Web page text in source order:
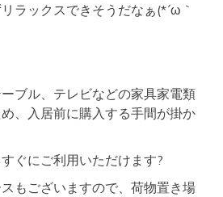
ラックスできそうだなぁ(*´ω｀
ブル、テレビなどの家具家電類
、入居前に購入する手間が掛か
ぐにご利用いただけます?
もございますので、荷物置き場